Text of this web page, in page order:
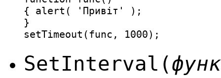
{ alert( 'Привіт' );
}
setTimeout(func, 1000);
SetInterval(